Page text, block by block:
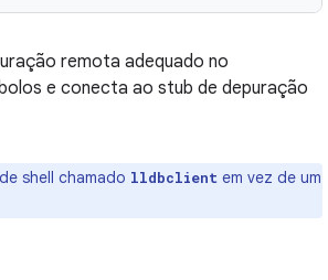
remota adequado no
e conecta ao stub de depuração
shell chamado lldbclient em vez de um